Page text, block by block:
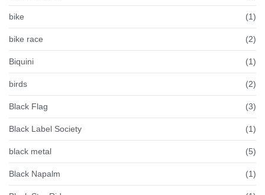
bike (1)
bike race (2)
Biquini (1)
birds (2)
Black Flag (3)
Black Label Society (1)
black metal (5)
Black Napalm (1)